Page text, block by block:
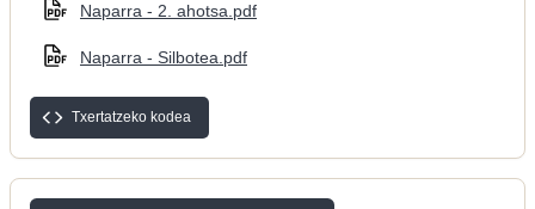
Naparra - 2. ahotsa.pdf
Naparra - Silbotea.pdf
Txertatzeko kodea